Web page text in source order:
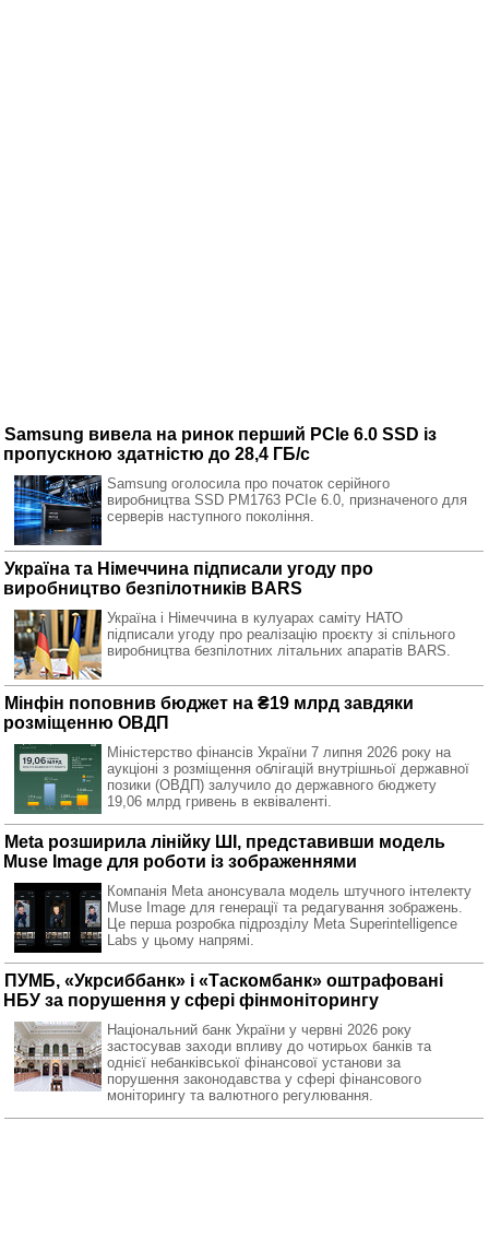
Samsung вивела на ринок перший PCIe 6.0 SSD із
пропускною здатністю до 28,4 ГБ/с
Samsung оголосила про початок серійного
виробництва SSD PM1763 PCIe 6.0, призначеного для
серверів наступного покоління.
Україна та Німеччина підписали угоду про
виробництво безпілотників BARS
Україна і Німеччина в кулуарах саміту НАТО
підписали угоду про реалізацію проєкту зі спільного
виробництва безпілотних літальних апаратів BARS.
Мінфін поповнив бюджет на ₴19 млрд завдяки
розміщенню ОВДП
Міністерство фінансів України 7 липня 2026 року на
аукціоні з розміщення облігацій внутрішньої державної
позики (ОВДП) залучило до державного бюджету
19,06 млрд гривень в еквіваленті.
Meta розширила лінійку ШІ, представивши модель
Muse Image для роботи із зображеннями
Компанія Meta анонсувала модель штучного інтелекту
Muse Image для генерації та редагування зображень.
Це перша розробка підрозділу Meta Superintelligence
Labs у цьому напрямі.
ПУМБ, «Укрсиббанк» і «Таскомбанк» оштрафовані
НБУ за порушення у сфері фінмоніторингу
Національний банк України у червні 2026 року
застосував заходи впливу до чотирьох банків та
однієї небанківської фінансової установи за
порушення законодавства у сфері фінансового
моніторингу та валютного регулювання.